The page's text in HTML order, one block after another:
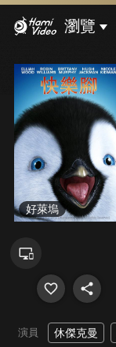
瀏覽
好萊塢
演員 休傑克曼